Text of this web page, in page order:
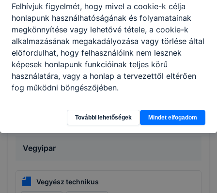
Logisztikai technikus
KKK PTT
Gazdálkodás és menedzsment
PTT
Vegyipar
Vegyész technikus
Felhívjuk figyelmét, hogy mivel a cookie-k célja
honlapunk használhatóságának és folyamatainak
megkönnyítése vagy lehetővé tétele, a cookie-k
alkalmazásának megakadályozása vagy törlése által
előfordulhat, hogy felhasználóink nem lesznek
képesek honlapunk funkcióinak teljes körű
használatára, vagy a honlap a tervezettől eltérően
fog működni böngészőjében.
További lehetőségek Mindet elfogadom